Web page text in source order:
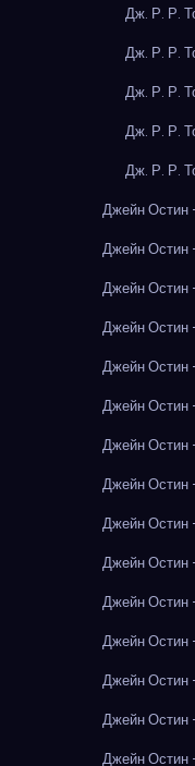
Дж. Р. Р.
Дж. Р. Р.
Дж. Р. Р.
Дж. Р. Р.
Дж. Р. Р.
Джейн Остин
Джейн Остин
Джейн Остин
Джейн Остин
Джейн Остин
Джейн Остин
Джейн Остин
Джейн Остин
Джейн Остин
Джейн Остин
Джейн Остин
Джейн Остин
Джейн Остин
Джейн Остин
Джейн Остин